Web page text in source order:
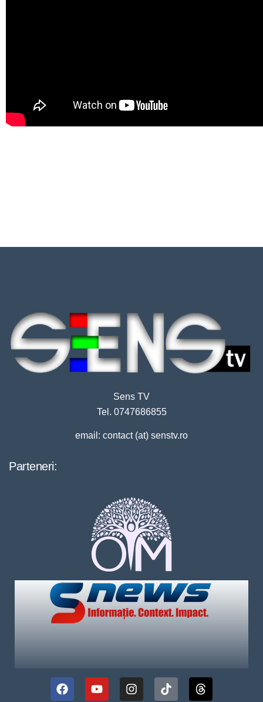
Sens TV
Tel. 0747686855
email: contact (at) senstv.ro
Parteneri: